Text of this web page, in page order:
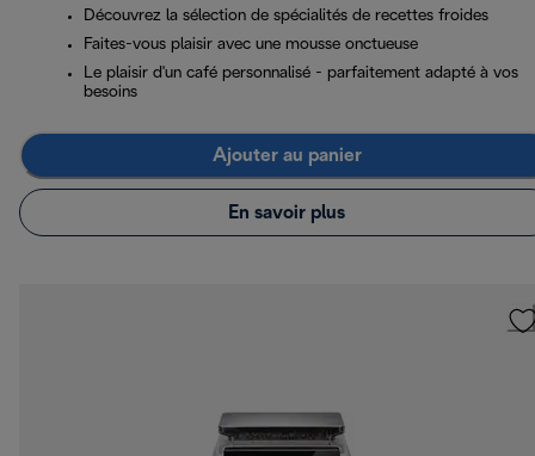
Découvrez la sélection de spécialités de recettes froides
Faites-vous plaisir avec une mousse onctueuse
Le plaisir d'un café personnalisé - parfaitement adapté à vos
besoins
Ajouter au panier
En savoir plus